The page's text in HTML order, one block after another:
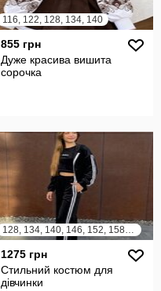
116, 122, 128, 134, 140
855 грн
Дуже красива вишита
сорочка
128, 134, 140, 146, 152, 158, 164
1275 грн
Стильний костюм для
дівчинки